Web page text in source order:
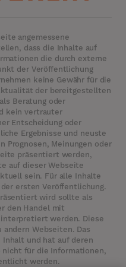
angemessene
dass die Inhalte auf
die durch externe
der Veröffentlichung
keine Gewähr für die
der bereitgestellten
Beratung oder
kein vertrauter
Entscheidung oder
Ergebnisse und neuste
Prognosen, Meinungen oder
präsentiert werden,
auf dieser Webseite
sein. Für alle Inhalte
ersten Veröffentlichung.
wird sollte als
den Handel mit
werden. Diese
Webseiten. Das
und hat auf deren
für die Informationen,
werden.